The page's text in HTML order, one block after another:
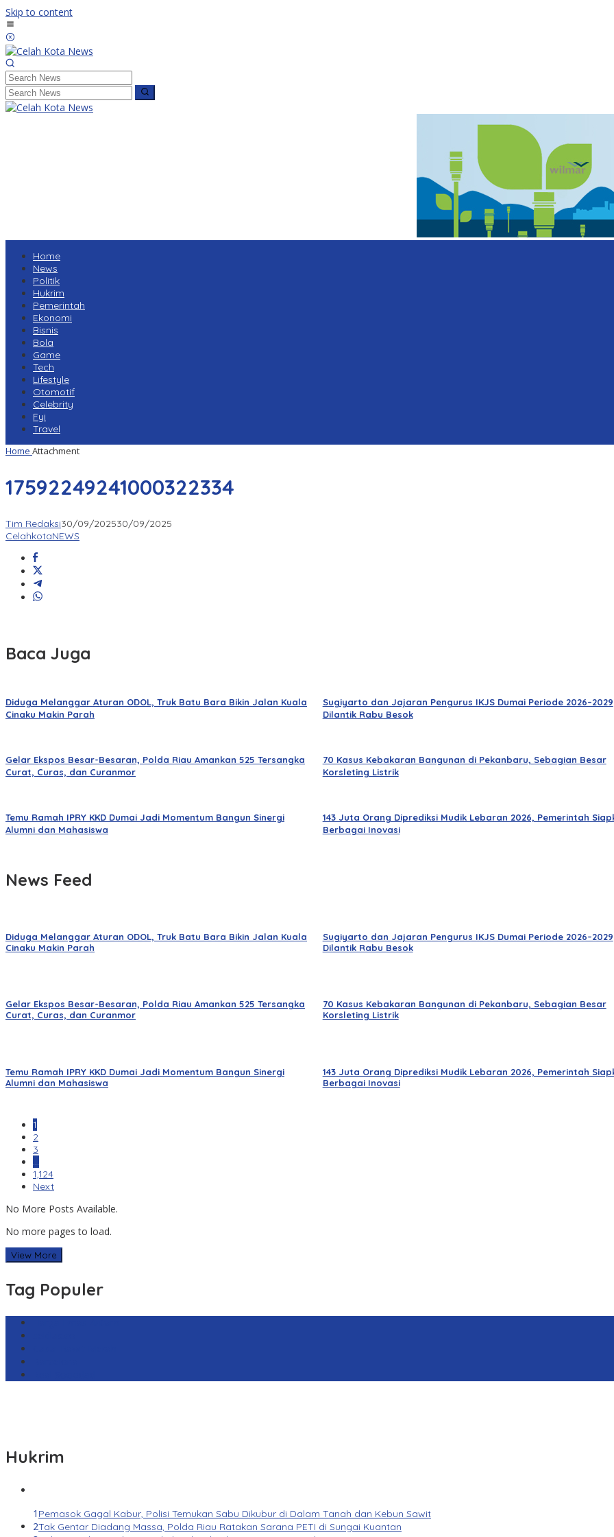
Skip to content
Home
News
Politik
Hukrim
Pemerintah
Ekonomi
Bisnis
Bola
Game
Tech
Lifestyle
Otomotif
Celebrity
Fyi
Travel
Home Attachment
17592249241000322334
Tim Redaksi30/09/202530/09/2025
CelahkotaNEWS
Baca Juga
Diduga Melanggar Aturan ODOL, Truk Batu Bara Bikin Jalan Kuala
Cinaku Makin Parah
Sugiyarto dan Jajaran Pengurus IKJS Dumai Periode 2026–2029
Dilantik Rabu Besok
Gelar Ekspos Besar-Besaran, Polda Riau Amankan 525 Tersangka
Curat, Curas, dan Curanmor
70 Kasus Kebakaran Bangunan di Pekanbaru, Sebagian Besar
Korsleting Listrik
Temu Ramah IPRY KKD Dumai Jadi Momentum Bangun Sinergi
Alumni dan Mahasiswa
143 Juta Orang Diprediksi Mudik Lebaran 2026, Pemerintah
Berbagai Inovasi
News Feed
Diduga Melanggar Aturan ODOL, Truk Batu Bara Bikin Jalan Kuala
Cinaku Makin Parah
Sugiyarto dan Jajaran Pengurus IKJS Dumai Periode 2026–2029
Dilantik Rabu Besok
Gelar Ekspos Besar-Besaran, Polda Riau Amankan 525 Tersangka
Curat, Curas, dan Curanmor
70 Kasus Kebakaran Bangunan di Pekanbaru, Sebagian Besar
Korsleting Listrik
Temu Ramah IPRY KKD Dumai Jadi Momentum Bangun Sinergi
Alumni dan Mahasiswa
143 Juta Orang Diprediksi Mudik Lebaran 2026, Pemerintah
Berbagai Inovasi
1
2
3
…
1,124
Next
No More Posts Available.
No more pages to load.
View More
Tag Populer
Hukrim
1 Pemasok Gagal Kabur, Polisi Temukan Sabu Dikubur di Dalam Tanah dan Kebun Sawit
2Tak Gentar Diadang Massa, Polda Riau Ratakan Sarana PETI di Sungai Kuantan